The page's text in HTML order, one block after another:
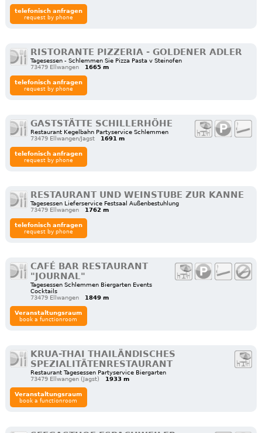
telefonisch anfragen
request by phone
RISTORANTE PIZZERIA - GOLDENER ADLER
Tagesessen - Schlemmen Sie Pizza Pasta v Steinofen
73479 Ellwangen
1665 m
telefonisch anfragen
request by phone
GASTSTÄTTE SCHILLERHÖHE
Restaurant Kegelbahn Partyservice Schlemmen
73479 Ellwangen/Jagst
1691 m
telefonisch anfragen
request by phone
RESTAURANT UND WEINSTUBE ZUR KANNE
Tagesessen Lieferservice Festsaal Außenbestuhlung
73479 Ellwangen
1762 m
telefonisch anfragen
request by phone
CAFÉ BAR RESTAURANT
"JOURNAL"
Tagesessen Schlemmen Biergarten Events
Cocktails
73479 Ellwangen
1849 m
Veranstaltungsraum
book a functionroom
KRUA-THAI THAILÄNDISCHES
SPEZIALITÄTENRESTAURANT
Restaurant Tagesessen Partyservice Biergarten
73479 Ellwangen (Jagst)
1933 m
Veranstaltungsraum
book a functionroom